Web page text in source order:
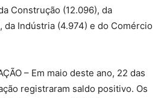
Construção (12.096), da
da Indústria (4.974) e do Comércio
– Em maio deste ano, 22 das
registraram saldo positivo. Os